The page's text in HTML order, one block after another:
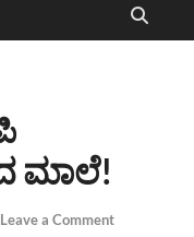
ಮಾಲೆ!
Leave a Comment